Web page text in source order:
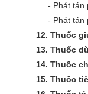
- Phát tán
- Phát tán
12. Thuốc
13. Thuốc
14. Thuốc
15. Thuốc